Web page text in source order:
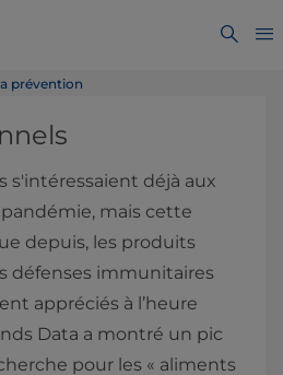
prévention
s'intéressaient déjà aux
mais cette
depuis, les produits
défenses immunitaires
appréciés à l’heure
Data a montré un pic
pour les « aliments